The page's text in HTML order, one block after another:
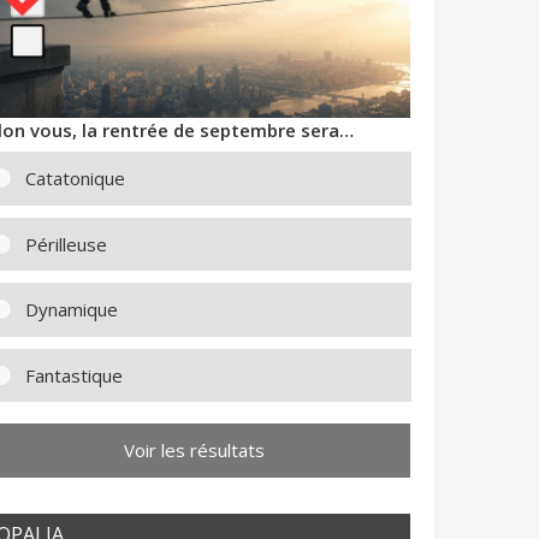
vous, la rentrée de septembre sera…
Catatonique
Périlleuse
Dynamique
Fantastique
Voir les résultats